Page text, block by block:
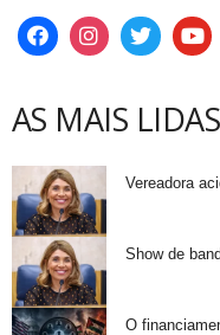
AS MAIS LIDAS
Vereadora
Show de
O